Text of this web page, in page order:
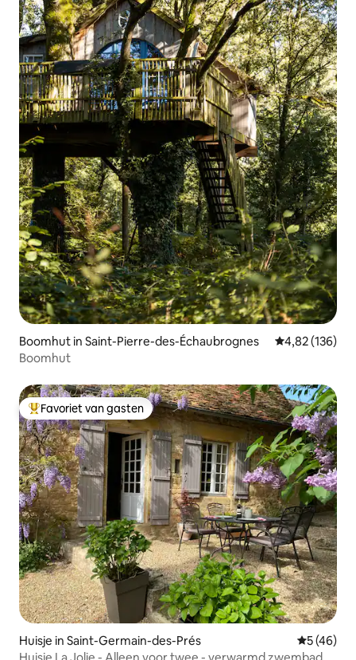
Boomhut in Saint-Pierre-des-Échaubrognes Gemiddelde
4,82 (136)
Boomhut
Topfavoriet van gasten
Favoriet van gasten
Huisje in Saint-Germain-des-Prés
5 (46)